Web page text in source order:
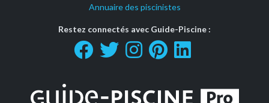
Annuaire des piscinistes
Restez connectés avec Guide-Piscine :